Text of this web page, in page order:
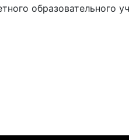
образовательного